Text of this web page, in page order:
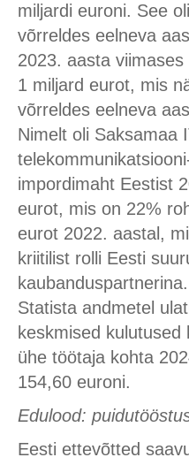
miljardi euroni. See
võrreldes eelneva
2023. aasta
1 miljard eurot, mis
võrreldes eelneva
Nimelt oli Saksamaa
impordimaht Eestist
eurot, mis on 22%
eurot 2022. aastal,
kriitilist rolli Eesti
Statista andmetel
keskmised kulutused
ühe töötaja kohta
154,60 euroni.
Edulood:
Eesti ettevõtted